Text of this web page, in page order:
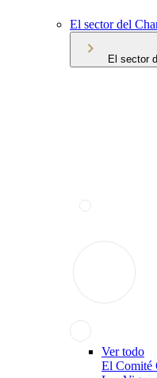
El sector del
El sector
Ver todo
El Comité